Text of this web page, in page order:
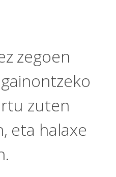
zegoen
zuten
eta halaxe